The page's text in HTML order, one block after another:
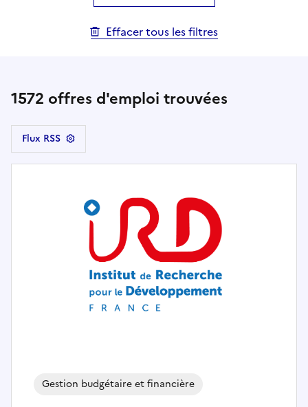
Effacer tous les filtres
1572 offres d'emploi trouvées
Flux RSS
Gestion budgétaire et financière